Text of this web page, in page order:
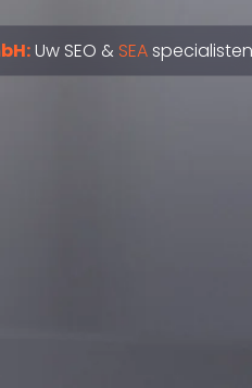
Uw SEO & SEAspecialisten